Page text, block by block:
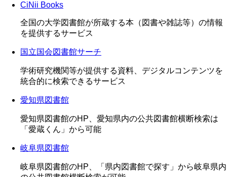
CiNii Books
全国の大学図書館が所蔵する本（図書や雑誌等）の情報
を提供するサービス
国立国会図書館サーチ
学術研究機関等が提供する資料、デジタルコンテンツを
統合的に検索できるサービス
愛知県図書館
愛知県図書館のHP、愛知県内の公共図書館横断検索は
「愛蔵くん」から可能
岐阜県図書館
岐阜県図書館のHP、「県内図書館で探す」から岐阜県内